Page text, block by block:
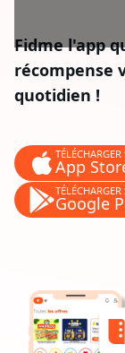
Fidme l'app
récompense
quotidien !
TÉLÉCHARGER
App
TÉLÉCHARGER
Google